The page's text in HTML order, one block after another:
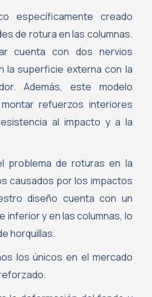
específicamente creado
de rotura en las columnas.
cuenta con dos nervios
la superficie externa con la
Además, este modelo
refuerzos interiores
al impacto y a la
problema de roturas en la
causados por los impactos
diseño cuenta con un
inferior y en las columnas, lo
horquillas.
los únicos en el mercado